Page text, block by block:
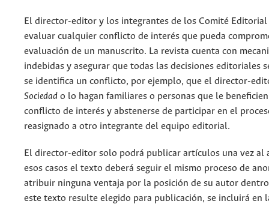
El director-editor y los integrantes de los Comité
evaluar cualquier conflicto de interés que pueda
evaluación de un manuscrito. La revista cuenta con
indebidas y asegurar que todas las decisiones editoriales
se identifica un conflicto, por ejemplo, que el director-
Sociedad o lo hagan familiares o personas que le
conflicto de interés y abstenerse de participar en el
reasignado a otro integrante del equipo editorial.
El director-editor solo podrá publicar artículos una vez al
esos casos el texto deberá seguir el mismo proceso de
atribuir ninguna ventaja por la posición de su autor
este texto resulte elegido para publicación, se incluirá en